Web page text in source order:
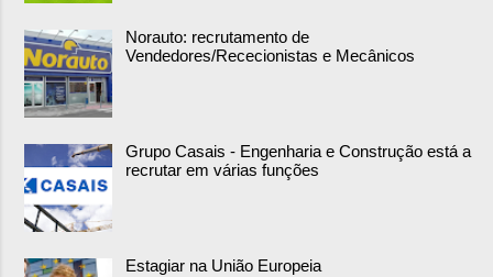
Norauto: recrutamento de
Vendedores/Rececionistas e Mecânicos
Grupo Casais - Engenharia e Construção está a
recrutar em várias funções
Estagiar na União Europeia